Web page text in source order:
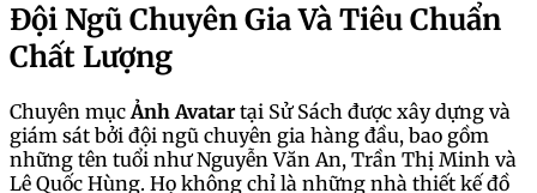
Đội Ngũ Chuyên Gia Và Tiêu Chuẩn
Chất Lượng
Chuyên mụcẢnh Avatartại Sử Sách được xây dựng và
giám sát bởi đội ngũ chuyên gia hàng đầu, bao gồm
những tên tuổi như Nguyễn Văn An, Trần Thị Minh và
Lê Quốc Hùng. Họ không chỉ là những nhà thiết kế đồ